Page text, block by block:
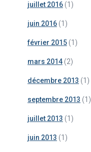
juillet 2016 (1)
juin 2016 (1)
février 2015 (1)
mars 2014 (2)
décembre 2013 (1)
septembre 2013 (1)
juillet 2013 (1)
juin 2013 (1)